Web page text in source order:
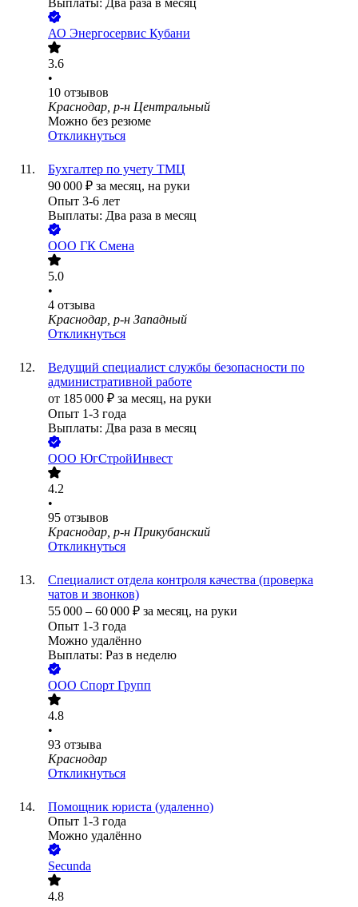
Выплаты: Два раза в месяц
АО Энергосервис Кубани
3.6
•
10 отзывов
Краснодар, р-н Центральный
Можно без резюме
Откликнуться
Бухгалтер по учету ТМЦ
90 000 ₽ за месяц, на руки
Опыт 3-6 лет
Выплаты: Два раза в месяц
ООО ГК Смена
5.0
•
4 отзыва
Краснодар, р-н Западный
Откликнуться
Ведущий специалист службы безопасности по
административной работе
от 185 000 ₽ за месяц, на руки
Опыт 1-3 года
Выплаты: Два раза в месяц
ООО ЮгСтройИнвест
4.2
•
95 отзывов
Краснодар, р-н Прикубанский
Откликнуться
Специалист отдела контроля качества (проверка
чатов и звонков)
55 000 – 60 000 ₽ за месяц, на руки
Опыт 1-3 года
Можно удалённо
Выплаты: Раз в неделю
ООО Спорт Групп
4.8
•
93 отзыва
Краснодар
Откликнуться
Помощник юриста (удаленно)
Опыт 1-3 года
Можно удалённо
Secunda
4.8